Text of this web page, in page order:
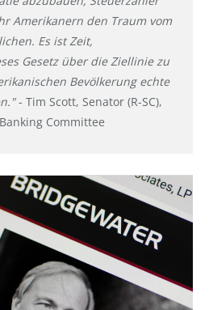
Amerikanern den Traum vom
Es ist Zeit,
Gesetz über die Ziellinie zu
Bevölkerung echte
- Tim Scott, Senator (R-SC),
Committee